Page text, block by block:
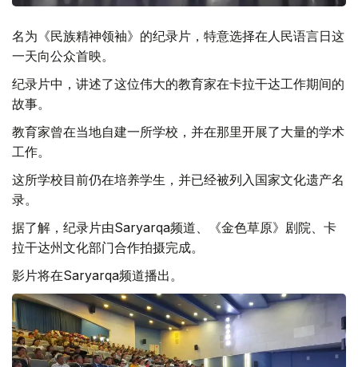
名为《民族精神领袖》的纪录片，特意选择在人民语言日这
一天向公众首映。
纪录片中，讲述了这位伟大的教育家在卡拉干达工作期间的
故事。
教育家曾在当地自建一所学校，并在那里开展了大量的学术
工作。
这所学校目前仍在培养学生，并已经被列入国家文化遗产名
录。
据了解，纪录片由Saryarqa频道、《金色草原》剧院、卡
拉干达州文化部门合作拍摄完成。
影片将在Saryarqa频道播出。